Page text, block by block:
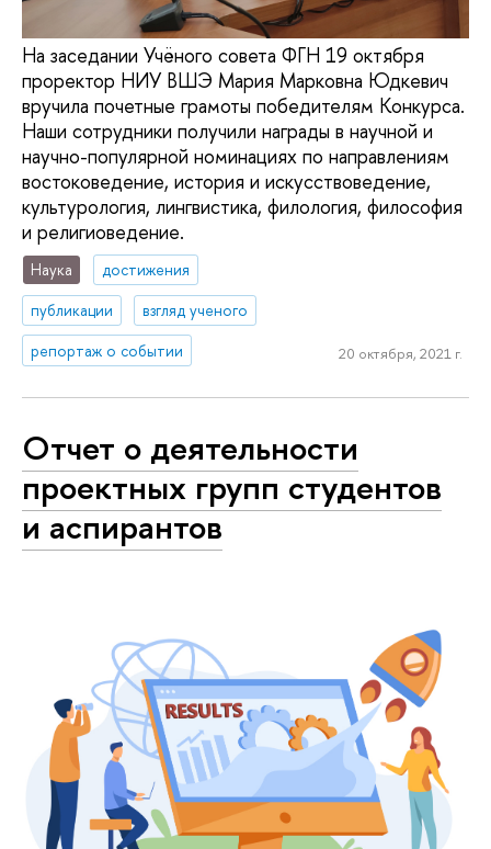
На заседании Учёного совета ФГН 19 октября
проректор НИУ ВШЭ Мария Марковна Юдкевич
вручила почетные грамоты победителям Конкурса.
Наши сотрудники получили награды в научной и
научно-популярной номинациях по направлениям
востоковедение, история и искусствоведение,
культурология, лингвистика, филология, философия
и религиоведение.
Наука
достижения
публикации
взгляд ученого
репортаж о событии
20 октября, 2021 г.
Отчет о деятельности
проектных групп студентов
и аспирантов